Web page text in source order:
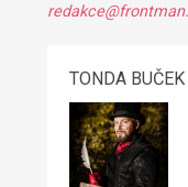
TONDA BUČEK